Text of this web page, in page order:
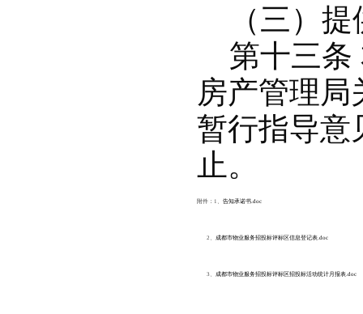
（三）提
第十三条
房产管理
暂行指导意
止。
附件：1、 告知承诺书.doc
2、 成都市物业服务招投标评标区信息登记表.doc
3、 成都市物业服务招投标评标区招投标活动统计月报表.doc